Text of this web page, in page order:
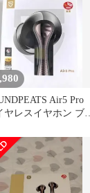
Air5 Pro
ヤレスイヤホン ブラ